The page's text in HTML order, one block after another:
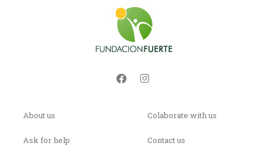
About us
Ask for help
Colaborate with us
Contact us